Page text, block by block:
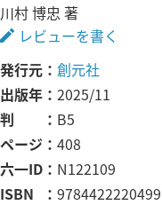
川村 博忠 著
レビューを書く
発行元
創元社
出版年
2025/11
判
B5
ページ
408
六一ID
N122109
ISBN
9784422220499